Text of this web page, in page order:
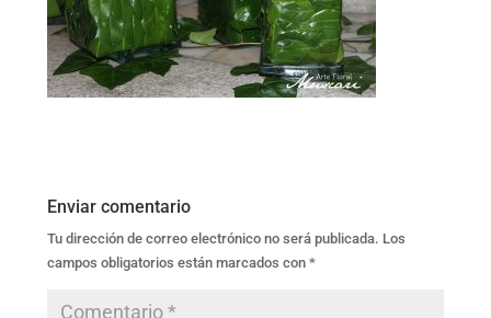
Enviar comentario
Tu dirección de correo electrónico no será publicada. Los
campos obligatorios están marcados con *